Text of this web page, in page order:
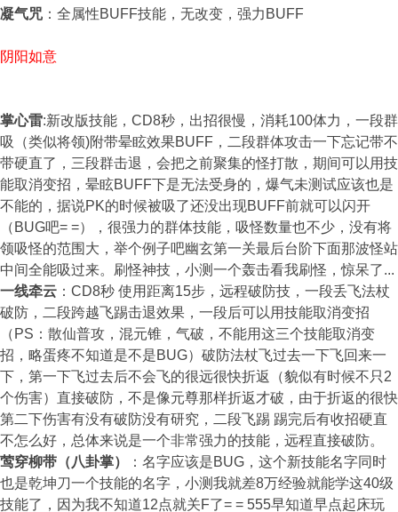
凝气咒 ：全属性BUFF技能，无改变，强力BUFF
阴阳如意
掌心雷:新改版技能，CD8秒，出招很慢，消耗100体力，一段群
吸（类似将领)附带晕眩效果BUFF，二段群体攻击一下忘记带不
带硬直了，三段群击退，会把之前聚集的怪打散，期间可以用技
能取消变招，晕眩BUFF下是无法受身的，爆气未测试应该也是
不能的，据说PK的时候被吸了还没出现BUFF前就可以闪开
（BUG吧= =），很强力的群体技能，吸怪数量也不少，没有将
领吸怪的范围大，举个例子吧幽玄第一关最后台阶下面那波怪站
中间全能吸过来。刷怪神技，小测一个轰击看我刷怪，惊呆了...
一线牵云 ：CD8秒 使用距离15步，远程破防技，一段丢飞法杖
破防，二段跨越飞踢击退效果，一段后可以用技能取消变招
（PS：散仙普攻，混元锥，气破，不能用这三个技能取消变
招，略蛋疼不知道是不是BUG）破防法杖飞过去一下飞回来一
下，第一下飞过去后不会飞的很远很快折返（貌似有时候不只2
个伤害）直接破防，不是像元尊那样折返才破，由于折返的很快
第二下伤害有没有破防没有研究，二段飞踢 踢完后有收招硬直
不怎么好，总体来说是一个非常强力的技能，远程直接破防。
莺穿柳带（八卦掌）
：名字应该是BUG，这个新技能名字同时
也是乾坤刀一个技能的名字，小测我就差8万经验就能学这40级
技能了，因为我不知道12点就关F了= = 555早知道早点起床玩